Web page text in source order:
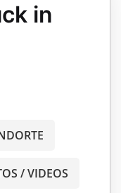
in
/ VIDEOS